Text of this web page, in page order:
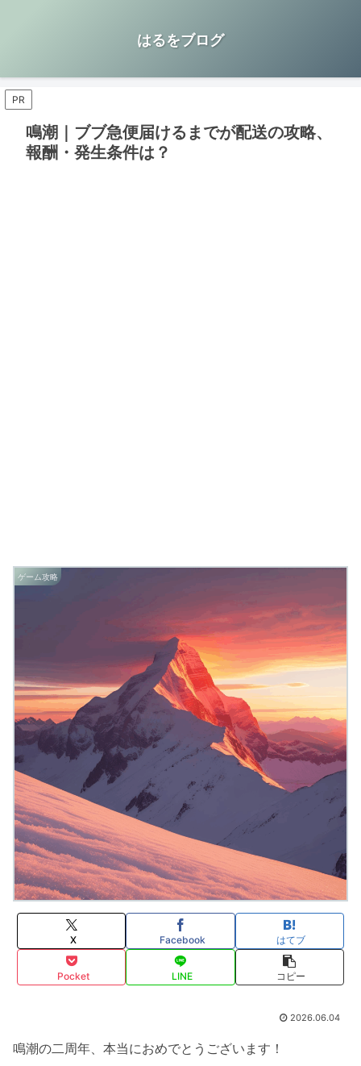
はるをブログ
PR
鳴潮｜ブブ急便届けるまでが配送の攻略、
報酬・発生条件は？
ゲーム攻略
X Facebook はてブ
Pocket LINE コピー
2026.06.04
鳴潮の二周年、本当におめでとうございます！